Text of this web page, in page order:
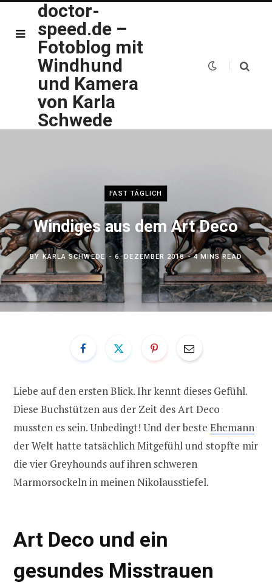
doctor-
speed.de –
Fotoblog mit
Windhund
und Kamera
von Karla
Schwede
FAST TÄGLICH
Windiges aus dem Art Deco
BY KARLA SCHWEDE 6. DEZEMBER 2018 4 MINS READ
Liebe auf den ersten Blick. Ihr kennt dieses Gefühl.
Diese Buchstützen aus der Zeit des Art Deco
mussten es sein. Unbedingt! Und der beste Ehemann
der Welt hatte tatsächlich Mitgefühl und stopfte mir
die vier Greyhounds auf ihren schweren
Marmorsockeln in meinen Nikolausstiefel.
Art Deco und ein
gesundes Misstrauen